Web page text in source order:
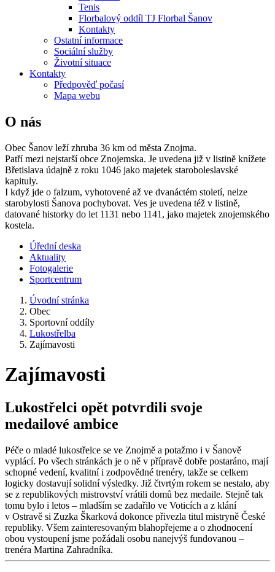
Tenis
Florbalový oddíl TJ Florbal Šanov
Kontakty
Ostatní informace
Sociální služby
Životní situace
Kontakty
Předpověď počasí
Mapa webu
O nás
Obec Šanov leží zhruba 36 km od města Znojma.
Patří mezi nejstarší obce Znojemska. Je uvedena již v listině knížete
Břetislava údajně z roku 1046 jako majetek staroboleslavské
kapituly.
I když jde o falzum, vyhotovené až ve dvanáctém století, nelze
starobylosti Šanova pochybovat. Ves je uvedena též v listině,
datované historky do let 1131 nebo 1141, jako majetek znojemského
kostela.
Úřední deska
Aktuality
Fotogalerie
Sportcentrum
Úvodní stránka
Obec
Sportovní oddíly
Lukostřelba
Zajímavosti
Zajímavosti
Lukostřelci opět potvrdili svoje
medailové ambice
Péče o mladé lukostřelce se ve Znojmě a potažmo i v Šanově
vyplácí. Po všech stránkách je o ně v přípravě dobře postaráno, mají
schopné vedení, kvalitní i zodpovědné trenéry, takže se celkem
logicky dostavují solidní výsledky. Již čtvrtým rokem se nestalo, aby
se z republikových mistrovství vrátili domů bez medaile. Stejně tak
tomu bylo i letos – mladším se zadařilo ve Voticích a z klání
v Ostravě si Zuzka Škarková dokonce přivezla titul mistryně České
republiky. Všem zainteresovaným blahopřejeme a o zhodnocení
obou vystoupení jsme požádali osobu nanejvýš fundovanou –
trenéra Martina Zahradníka.